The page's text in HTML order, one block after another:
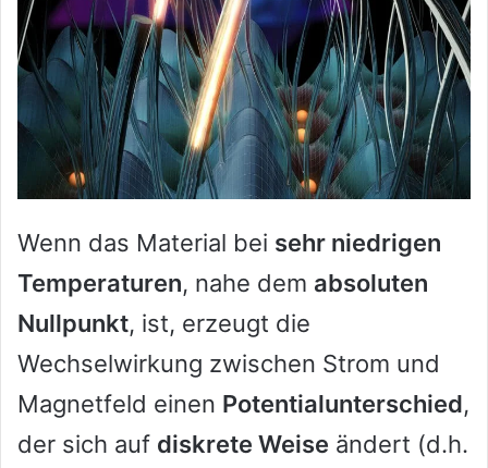
Wenn das Material bei sehr niedrigen
Temperaturen, nahe dem absoluten
Nullpunkt, ist, erzeugt die
Wechselwirkung zwischen Strom und
Magnetfeld einen Potentialunterschied,
der sich auf diskrete Weise ändert (d.h.